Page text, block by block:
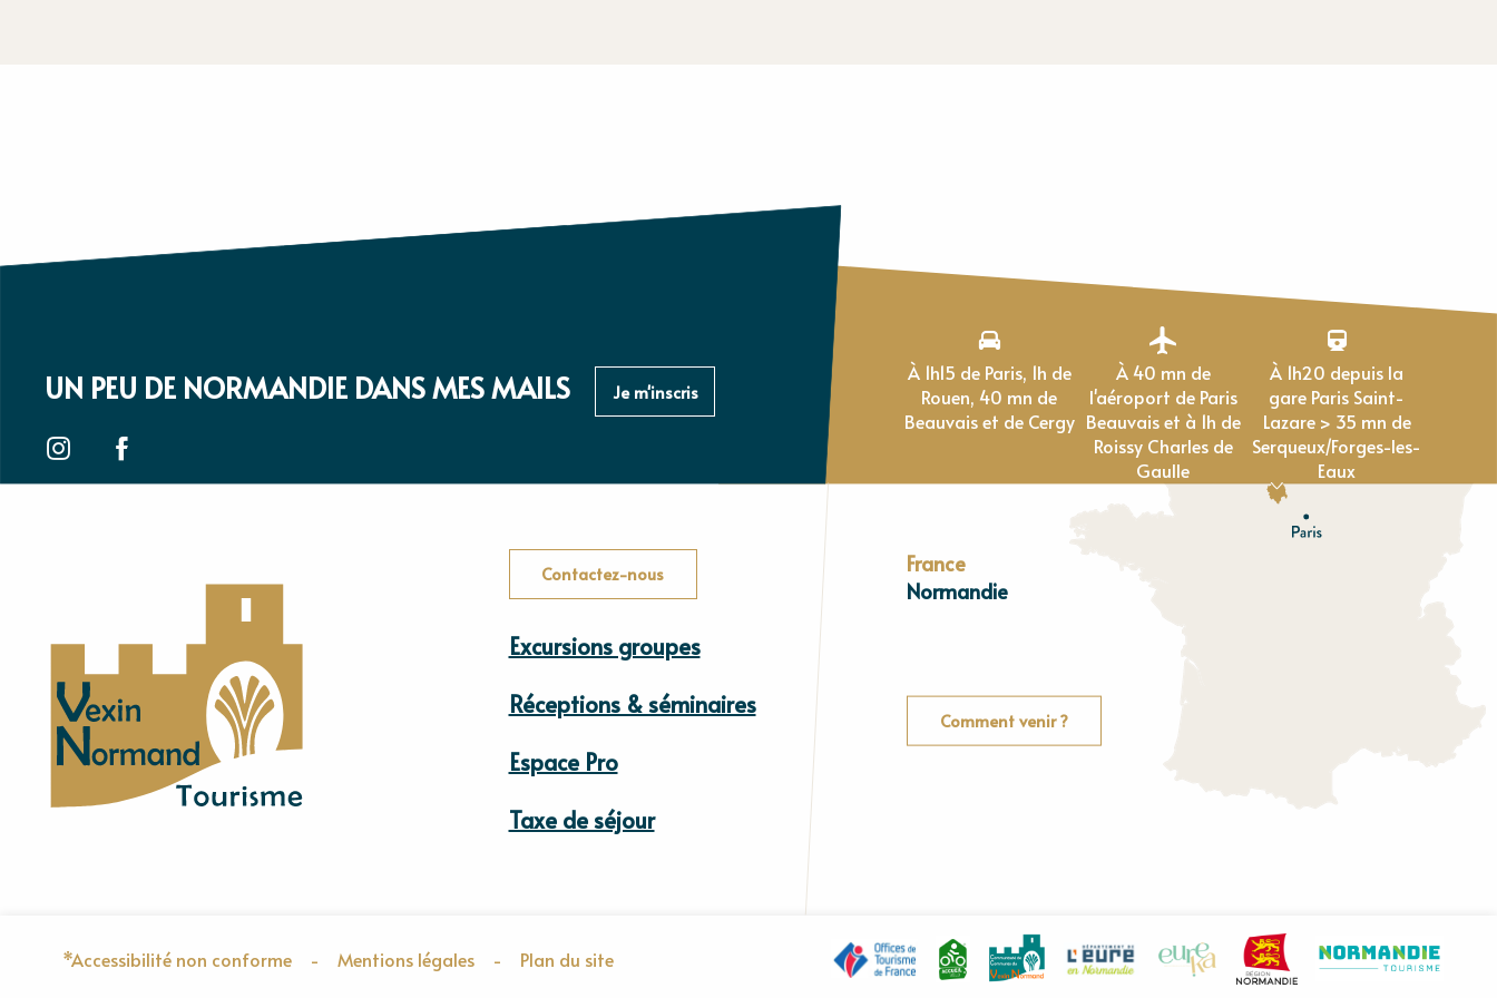
UN PEU DE NORMANDIE DANS MES MAILS Je m'inscris
À 1h15 de Paris, 1h de
Rouen, 40 mn de
Beauvais et de Cergy
À 40 mn de
l'aéroport de Paris
Beauvais et à 1h de
Roissy Charles de
Gaulle
À 1h20 depuis la
gare Paris Saint-
Lazare > 35 mn de
Serqueux/Forges-les-
Eaux
Contactez-nous
Excursions groupes
Réceptions & séminaires
Espace Pro
Taxe de séjour
France
Normandie
Comment venir ?
*Accessibilité non conforme - Mentions légales - Plan du site